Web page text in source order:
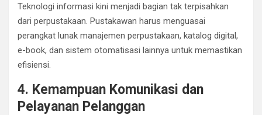
Teknologi informasi kini menjadi bagian tak terpisahkan
dari perpustakaan. Pustakawan harus menguasai
perangkat lunak manajemen perpustakaan, katalog digital,
e-book, dan sistem otomatisasi lainnya untuk memastikan
efisiensi.
4. Kemampuan Komunikasi dan
Pelayanan Pelanggan